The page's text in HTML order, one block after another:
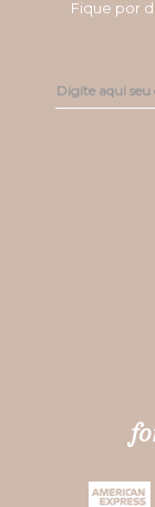
Fique por